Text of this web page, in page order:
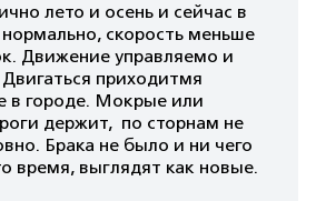
лето и осень и сейчас в
скорость меньше
Движение управляемо и
приходитмя
в городе. Мокрые или
держит, по сторнам не
Брака не было и ни чего
время, выглядят как новые.